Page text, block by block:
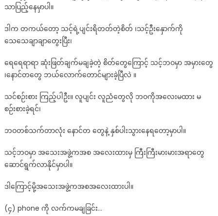
သာပြည့်နေမှာပါ။
ဒါက တကယ်တော့ သင့်ရဲ့ပျင်းရိတတ်တဲ့စိတ် ၊သင့်ဦးနှောက်ကို
သေသေချာချာတွေးပြီး၊
ရေရေရာရာ ဆုံးဖြတ်ချက်မချခဲ့တဲ့ စိတ်တွေကြောင့် သင့်ဘဝမှာ အမှားတွေ
၊နောင်တတွေ ဘယ်လောက်တောင်များခဲ့ပြီလဲ ။
သင်စဉ်းစား ကြည့်ပါဦး။ လူပျင်း လူညံတွေလို ဘဝကိုအလေးမထား မ
စဉ်းစားခဲ့ရင်၊
ဘဝတစ်သက်တာလုံး နောင်တ တွေနဲ့ နှစ်ပါးသွားနေရတော့မှာပါ။
သင့်ဘဝမှာ အသေးအဖွဲ့ကအစ အလေးထားမှ ကြီးကြီးမားမားအရာတွေ
ဆောင်ရွက်လာနိုင်မှာပါ။
ဒါကြောင့်မို့အသေးအဖွဲ့ကအစအလေးထားပါ။
(၄) phone ကို လက်ကမချခြင်း…